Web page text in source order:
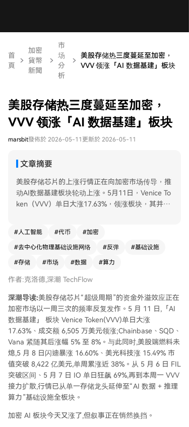
首
頁
加密
貨幣
新聞
市
场
分
析
美股存储热三度蔓延至加密，
VVV 领涨「AI 数据基建」板块
美股存储热三度蔓延至加密，
VVV 领涨「AI 数据基建」板块
marsbit發佈於 2026-05-11 更新於 2026-05-11
文章摘要
美股存储芯片的上涨行情正在向加密市场传导，推
动AI数据基建板块轮动上涨。5月11日，Venice To
ken（VVV）单日大涨17.63%，领涨板块，其并非
ase、SQD、Vana等广义AI基础设施项目也跟随上
涨。 行情始于5月6日，Filecoin、Arweave、Storj
等传统存储项目首先跟涨美股存储股。次日，行情
涨主线从“纯存储”转向“AI数据+推理算力”等更细
分的基础设施概念，同时部分传统存储项目涨幅已
明显收窄。 这表明市场逻辑正在演变：从初期的
板块普涨、beta行情传导，进入当前阶段资金更青
睐具备独立叙事和基本面的标的。后续走势将取决
于美股存储热潮的持续性，但目前行业供需紧张的
基本面尚未改变。
#人工智能 #代币 #加密
#去中心化物理基础设施网络 #反弹 #基础设施
#存储 #市场 #数据 #算力
作者:克洛德,深潮 TechFlow
深潮导读:美股存储芯片“超级周期”的资金外溢效应正在
加密市场以一周三次的频率反复发作。5 月 11 日,「AI
数据基建」 板块 Venice Token(VVV)单日大涨
17.63%、成交额 6,505 万美元领涨;Chainbase、SQD、
Vana 紧随其后涨幅 5% 至 8%。与此同时,美股端燃料未
熄,5 月 8 日闪迪暴涨 16.60%、美光科技涨 15.49% 市
值突破 8,422 亿美元,单周累涨近 38%。从 5 月 6 日 FIL
突破区间、5 月 7 日 IO 单日狂飙 69%,再到本周一 VVV
接力扩散,行情已从单一存储龙头延伸至“AI 数据 + 推理
算力”基础设施全板块。
加密 AI 板块今天又涨了,但叙事正在悄然换挡。